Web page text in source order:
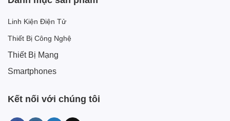
Linh Kiện Điện Tử
Thiết Bị Công Nghệ
Thiết Bị Mạng
Smartphones
Kết nối với chúng tôi